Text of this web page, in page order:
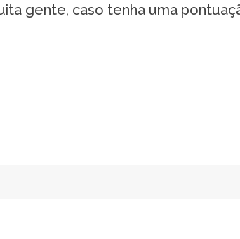
gente, caso tenha uma